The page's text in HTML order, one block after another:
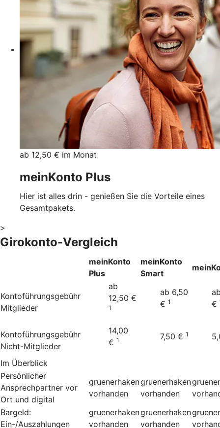
ab 12,50 € im Monat
meinKonto Plus
Hier ist alles drin - genießen Sie die Vorteile eines
Gesamtpakets.
>
Girokonto-Vergleich
meinKonto
Plus
meinKonto
Smart
Kontoführungsgebühr
Mitglieder
ab
12,50 €
1
ab 6,50
€ 1
€
Kontoführungsgebühr
Nicht-Mitglieder
14,00
€ 1 7,50 € 1
Im Überblick
Persönlicher
Ansprechpartner vor
Ort und digital
gruenerhaken
vorhanden
gruenerhaken
vorhanden
Bargeld:
Ein-/Auszahlungen
gruenerhaken
vorhanden
gruenerhaken
vorhanden